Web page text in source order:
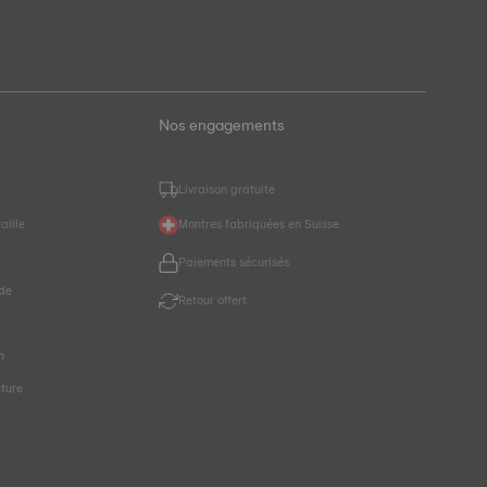
Nos engagements
Livraison gratuite
Montres fabriquées en Suisse
Paiements sécurisés
Retour offert